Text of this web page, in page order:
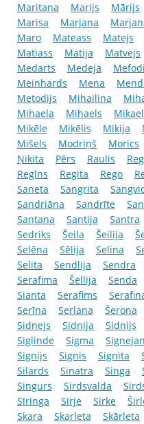
Maritana
Marijs Mārijs
Marisa
Marjana
Maro
Mateass Matejs
Matiass
Matija Matvejs
Medarts
Medeja
Meinhards
Mena
Metodijs
Mihailina
Mihaela
Mihaels
Mikēle
Miķēlis Mikija
Mišels
Modriņš Morics
Ņikita
Pērs Raulis
Regīns
Regita Rego
Saneta
Sangrita
Sandriāna
Sandrīte
Santana
Santija Santra
Sedriks
Šeila Šeilija
Selēna
Sēlija Selina
Selita
Sendlija Sendra
Serafima
Šellija Senda
Sianta
Serafims
Serīna
Serlana Šerona
Sidnejs
Sidnija Sidnijs
Siglinde
Sigma
Signijs
Signis Signita
Silards
Sinatra Singa
Singurs
Sirdsvalda
Sīringa
Sirje Sirke
Skara
Skarleta Skārleta